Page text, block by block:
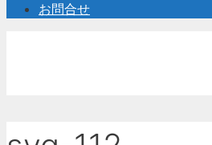
お問合せ